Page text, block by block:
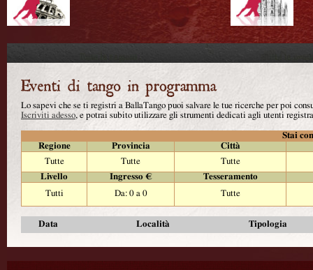
Lo sapevi che se ti registri a BallaTango puoi salvare le tue ricerche per poi
Iscriviti adesso, e potrai subito utilizzare gli strumenti dedicati agli utenti
Stai
Regione
Provincia
Città
Tutte
Tutte
Tutte
Livello
Ingresso €
Tesseramento
Tutti
Da: 0 a 0 Tutte
Data Località Tipologia